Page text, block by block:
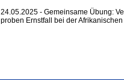
24.05.2025 - Gemeinsame Übung:
proben Ernstfall bei der